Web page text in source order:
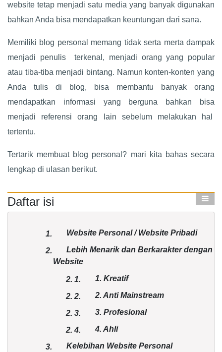
website tetap menjadi satu media yang banyak digunakan
bahkan Anda bisa mendapatkan keuntungan dari sana.
Memiliki blog personal memang tidak serta merta dampak
menjadi penulis terkenal, menjadi orang yang popular
atau tiba-tiba menjadi bintang. Namun konten-konten yang
Anda tulis di blog, bisa membantu banyak orang
mendapatkan informasi yang berguna bahkan bisa
menjadi referensi orang lain sebelum melakukan hal
tertentu.
Tertarik membuat blog personal? mari kita bahas secara
lengkap di ulasan berikut.
Daftar isi
1. Website Personal / Website Pribadi
2.
Lebih Menarik dan Berkarakter dengan
Website
2. 1. 1. Kreatif
2. 2. 2. Anti Mainstream
2. 3. 3. Profesional
2.4. 4. Ahli
3. Kelebihan Website Personal